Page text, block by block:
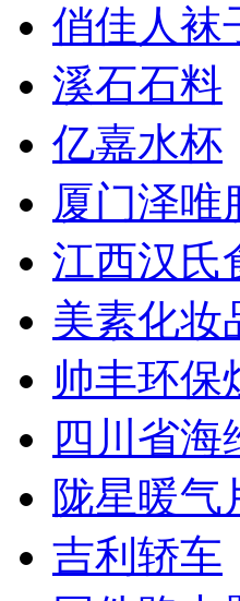
俏佳人袜
溪石石料
亿嘉水杯
厦门泽唯
江西汉氏
美素化妆
帅丰环保
四川省海
陇星暖气
吉利轿车